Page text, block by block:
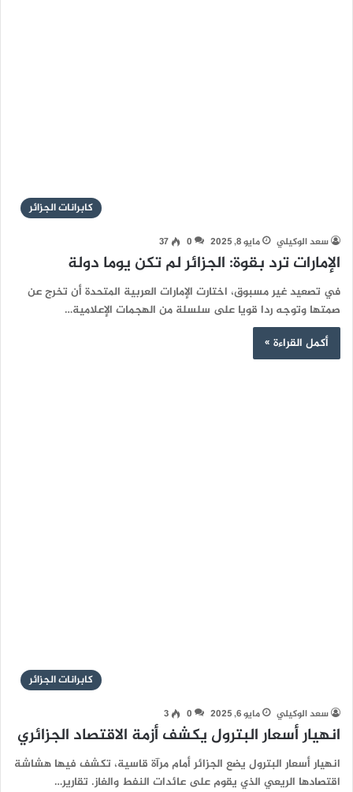
كابرانات الجزائر
سعد الوكيلي مايو 8, 2025 0
37
الإمارات ترد بقوة: الجزائر لم تكن يوما دولة
في تصعيد غير مسبوق، اختارت الإمارات العربية المتحدة أن تخرج عن
صمتها وتوجه ردا قويا على سلسلة من الهجمات الإعلامية…
أكمل القراءة »
كابرانات الجزائر
سعد الوكيلي مايو 6, 2025 0
3
انهيار أسعار البترول يكشف أزمة الاقتصاد الجزائري
انهيار أسعار البترول يضع الجزائر أمام مرآة قاسية، تكشف فيها هشاشة
اقتصادها الريعي الذي يقوم على عائدات النفط والغاز. تقارير…